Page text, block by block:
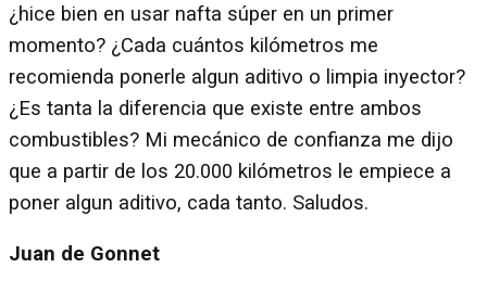
¿hice bien en usar nafta súper en un primer
momento? ¿Cada cuántos kilómetros me
recomienda ponerle algun aditivo o limpia inyector?
¿Es tanta la diferencia que existe entre ambos
combustibles? Mi mecánico de confianza me dijo
que a partir de los 20.000 kilómetros le empiece a
poner algun aditivo, cada tanto. Saludos.
Juan de Gonnet